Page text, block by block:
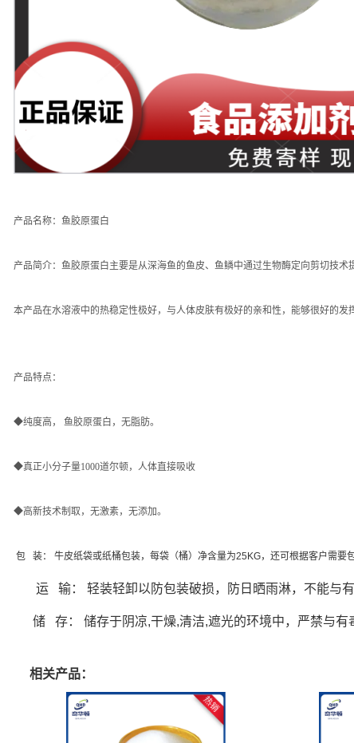
产品名称： 鱼胶原蛋白
产品简介：鱼胶原蛋白主要是从深海鱼的鱼皮、鱼鳞中通过生物酶定向剪切技
本产品在水溶液中的热稳定性极好，与人体皮肤有极好的亲和性，能够很好的发
产品特点：
◆纯度高， 鱼胶原蛋白，无脂肪。
◆真正小分子量1000道尔顿，人体直接吸收
◆高新技术制取，无激素，无添加。
包 装： 牛皮纸袋或纸桶包装，每袋（桶）净含量为25KG，还可根据客户需要包
运 输： 轻装轻卸以防包装破损，防日晒雨淋，不能与
储 存： 储存于阴凉,干燥,清洁,遮光的环境中，严禁与有
相关产品：